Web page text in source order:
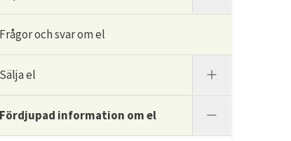
Frågor och svar om el
Sälja el
Fördjupad information om el